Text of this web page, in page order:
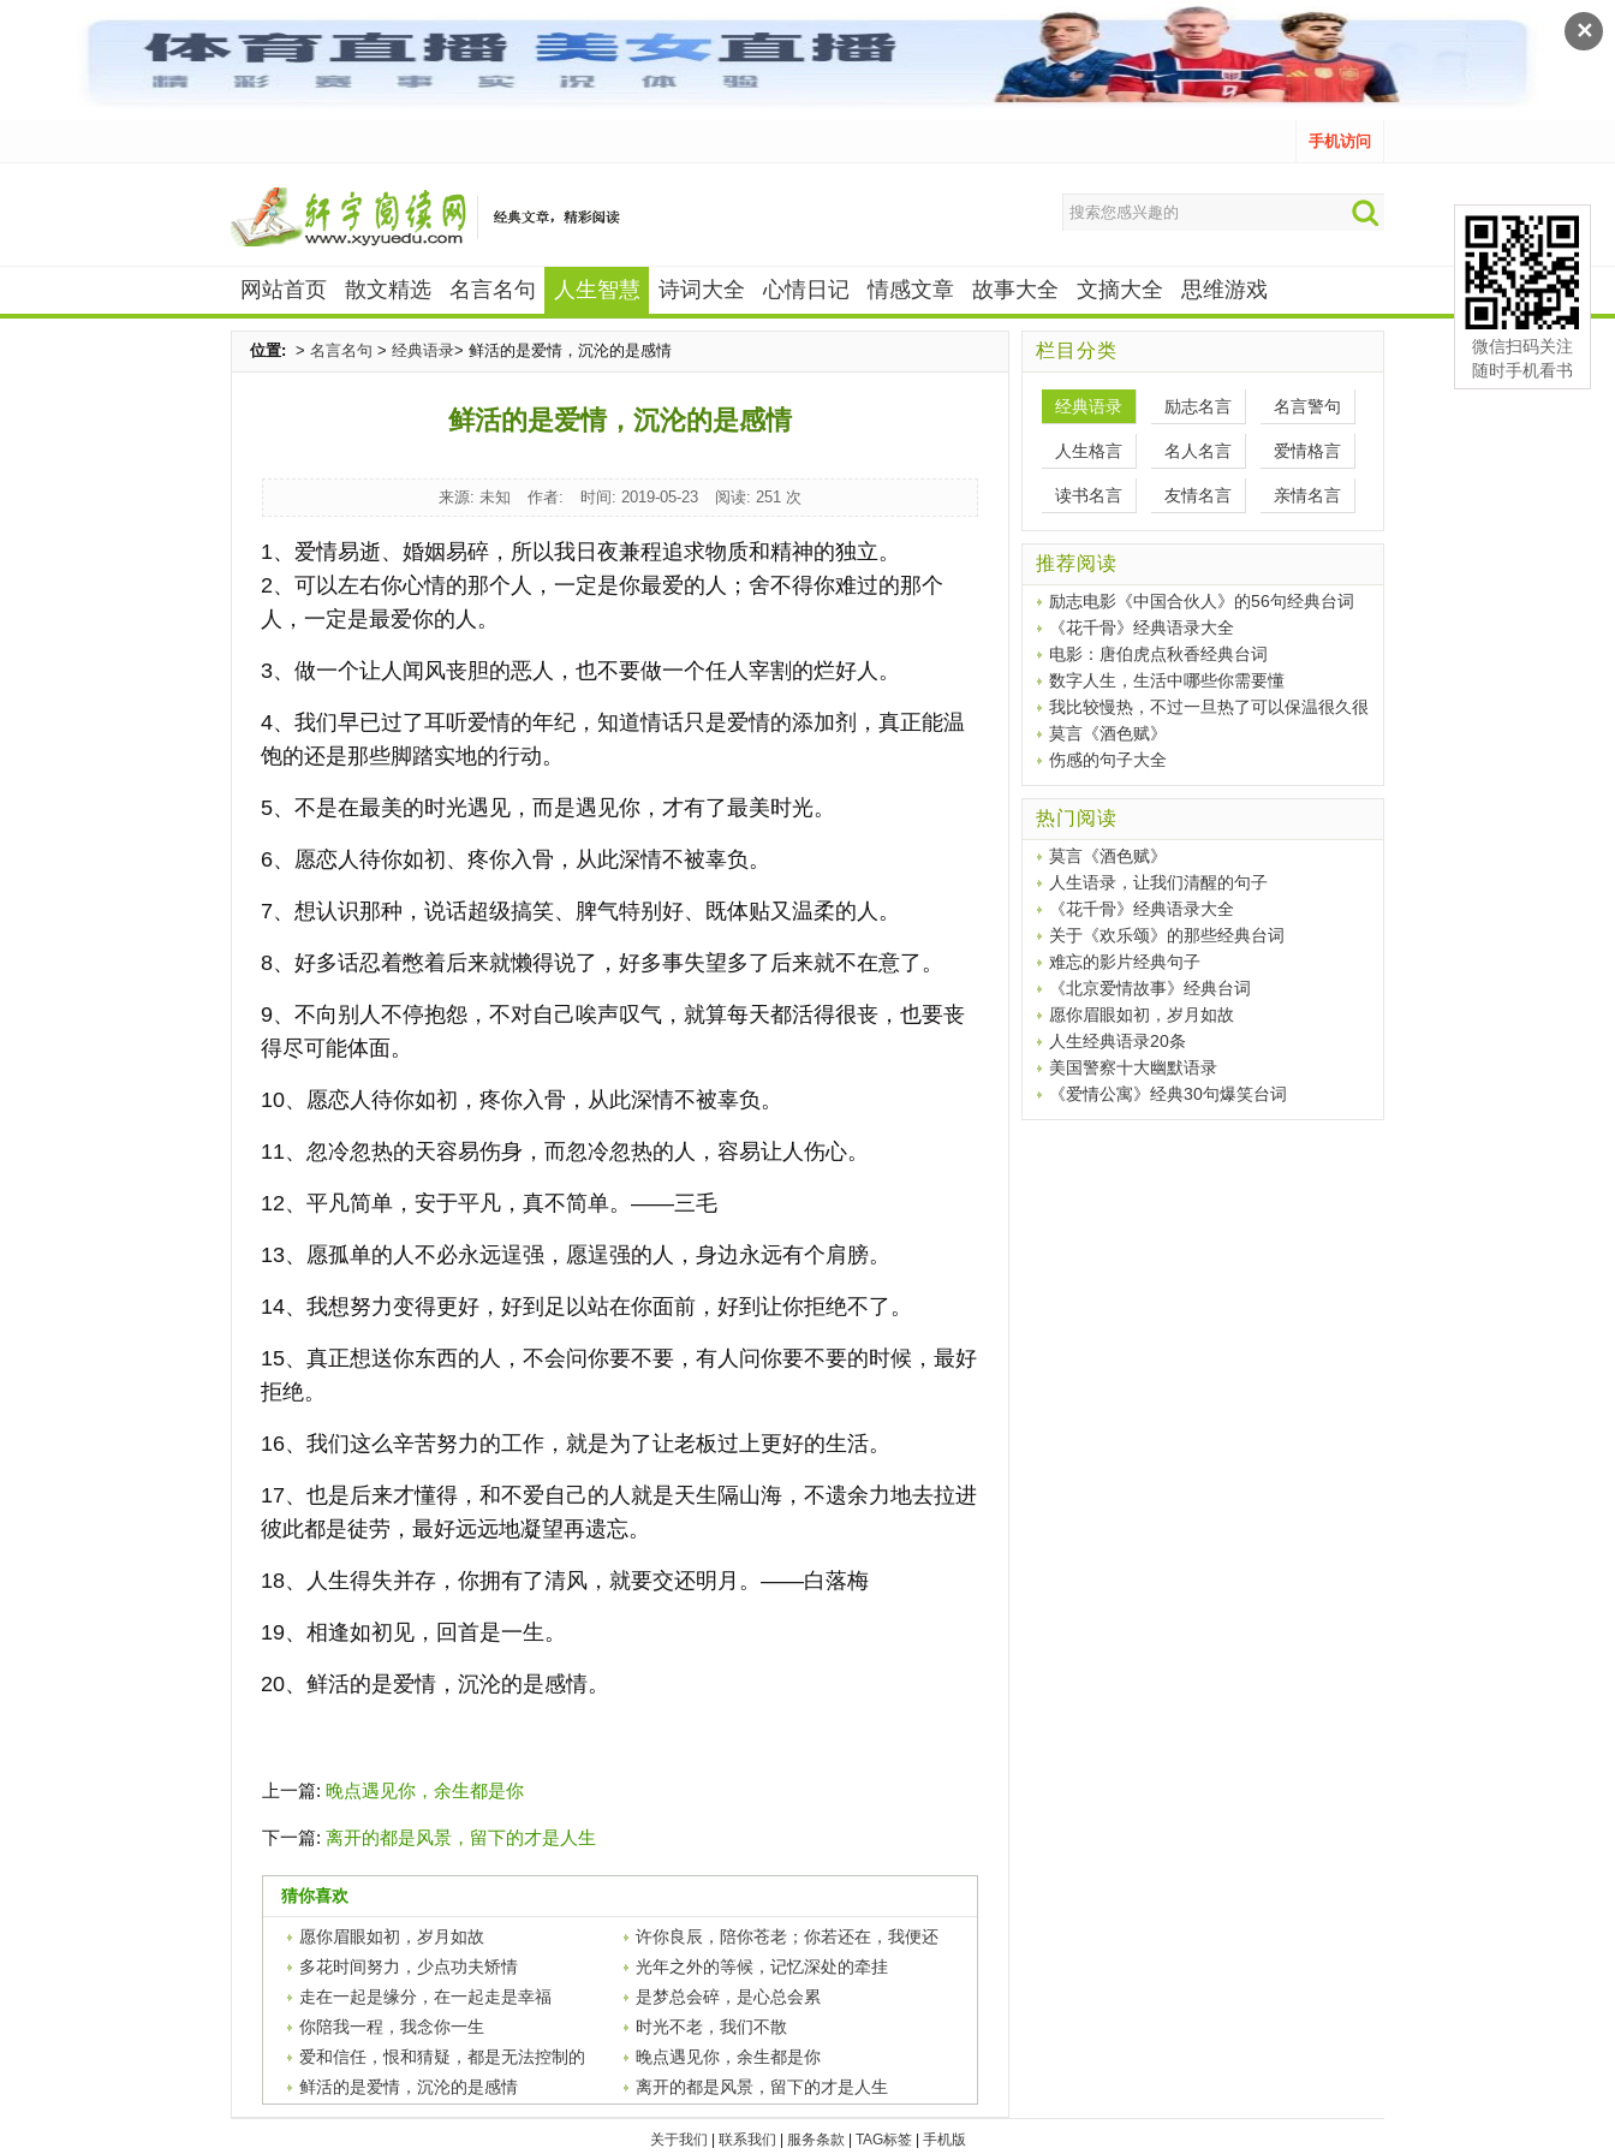
✕
手机访问
网站首页 散文精选 名言名句 人生智慧 诗词大全 心情日记 情感文章 故事大全 文摘大全 思维游戏
位置: > 名言名句 > 经典语录> 鲜活的是爱情，沉沦的是感情
鲜活的是爱情，沉沦的是感情
来源: 未知 作者: 时间: 2019-05-23 阅读: 251 次
1、爱情易逝、婚姻易碎，所以我日夜兼程追求物质和精神的独立。
2、可以左右你心情的那个人，一定是你最爱的人；舍不得你难过的那个
人，一定是最爱你的人。
3、做一个让人闻风丧胆的恶人，也不要做一个任人宰割的烂好人。
4、我们早已过了耳听爱情的年纪，知道情话只是爱情的添加剂，真正能温
饱的还是那些脚踏实地的行动。
5、不是在最美的时光遇见，而是遇见你，才有了最美时光。
6、愿恋人待你如初、疼你入骨，从此深情不被辜负。
7、想认识那种，说话超级搞笑、脾气特别好、既体贴又温柔的人。
8、好多话忍着憋着后来就懒得说了，好多事失望多了后来就不在意了。
9、不向别人不停抱怨，不对自己唉声叹气，就算每天都活得很丧，也要丧
得尽可能体面。
10、愿恋人待你如初，疼你入骨，从此深情不被辜负。
11、忽冷忽热的天容易伤身，而忽冷忽热的人，容易让人伤心。
12、平凡简单，安于平凡，真不简单。——三毛
13、愿孤单的人不必永远逞强，愿逞强的人，身边永远有个肩膀。
14、我想努力变得更好，好到足以站在你面前，好到让你拒绝不了。
15、真正想送你东西的人，不会问你要不要，有人问你要不要的时候，最好
拒绝。
16、我们这么辛苦努力的工作，就是为了让老板过上更好的生活。
17、也是后来才懂得，和不爱自己的人就是天生隔山海，不遗余力地去拉进
彼此都是徒劳，最好远远地凝望再遗忘。
18、人生得失并存，你拥有了清风，就要交还明月。——白落梅
19、相逢如初见，回首是一生。
20、鲜活的是爱情，沉沦的是感情。
上一篇: 晚点遇见你，余生都是你
下一篇: 离开的都是风景，留下的才是人生
猜你喜欢
愿你眉眼如初，岁月如故
许你良辰，陪你苍老；你若还在，我便还
爱
多花时间努力，少点功夫矫情
光年之外的等候，记忆深处的牵挂
走在一起是缘分，在一起走是幸福
是梦总会碎，是心总会累
你陪我一程，我念你一生
时光不老，我们不散
爱和信任，恨和猜疑，都是无法控制的
晚点遇见你，余生都是你
鲜活的是爱情，沉沦的是感情
离开的都是风景，留下的才是人生
栏目分类
经典语录 励志名言 名言警句
人生格言 名人名言 爱情格言
读书名言 友情名言 亲情名言
推荐阅读
励志电影《中国合伙人》的56句经典台词
《花千骨》经典语录大全
电影：唐伯虎点秋香经典台词
数字人生，生活中哪些你需要懂
我比较慢热，不过一旦热了可以保温很久很
久
莫言《酒色赋》
伤感的句子大全
热门阅读
莫言《酒色赋》
人生语录，让我们清醒的句子
《花千骨》经典语录大全
关于《欢乐颂》的那些经典台词
难忘的影片经典句子
《北京爱情故事》经典台词
愿你眉眼如初，岁月如故
人生经典语录20条
美国警察十大幽默语录
《爱情公寓》经典30句爆笑台词
微信扫码关注
随时手机看书
关于我们 联系我们 服务条款 TAG标签| 手机版